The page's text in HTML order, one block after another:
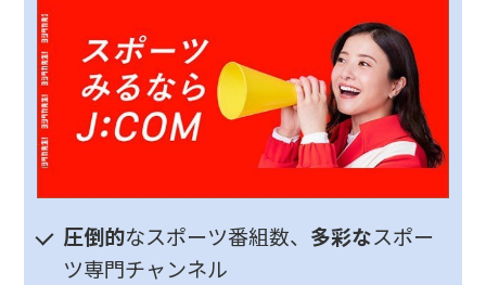
圧倒的なスポーツ番組数、 多彩なスポー
ツ専門チャンネル